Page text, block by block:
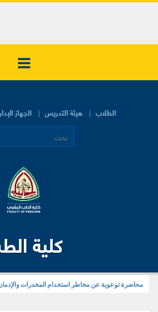
الطلاب هيئة التدريس الجهاز
كلية
محاضرة توعوية عن مخاطر استخدام المخدرات والإدمان،